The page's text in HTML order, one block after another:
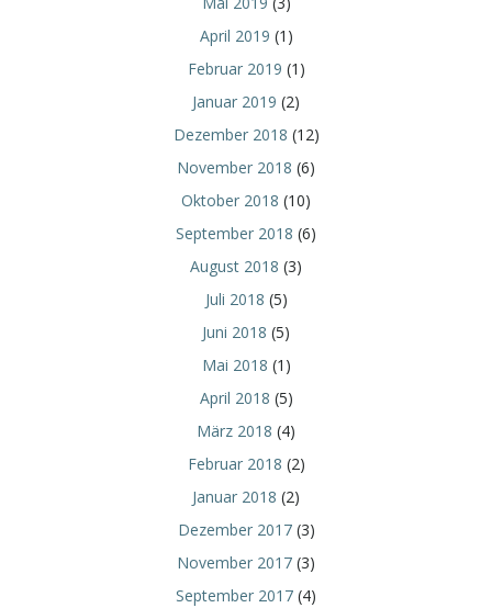
April 2019 (1)
Februar 2019 (1)
Januar 2019 (2)
Dezember 2018 (12)
November 2018 (6)
Oktober 2018 (10)
September 2018 (6)
August 2018 (3)
Juli 2018 (5)
Juni 2018 (5)
Mai 2018 (1)
April 2018 (5)
März 2018 (4)
Februar 2018 (2)
Januar 2018 (2)
Dezember 2017(3)
November 2017 (3)
September 2017 (4)